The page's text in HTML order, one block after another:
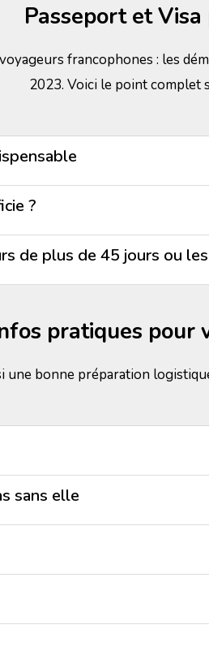
Passeport et
francophones : les
2023. Voici le point complet
?
de plus de 45 jours ou
pratiques pour
une bonne préparation
sans elle